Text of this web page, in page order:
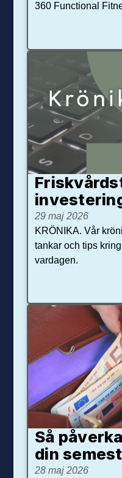
360 Functional
29 maj 2026
KRÖNIKA. Vår
tankar och tips
vardagen.
Så
din
28 maj 2026